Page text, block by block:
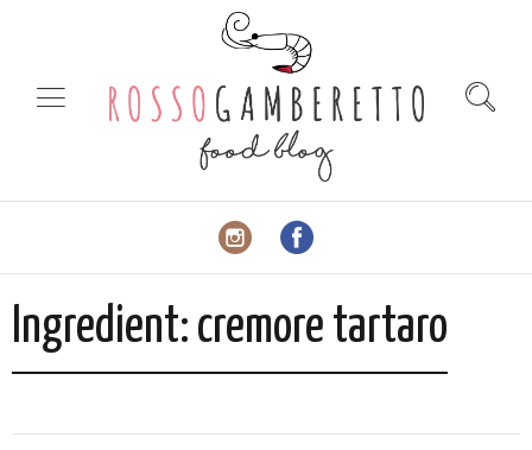
Ingredient: cremore tartaro